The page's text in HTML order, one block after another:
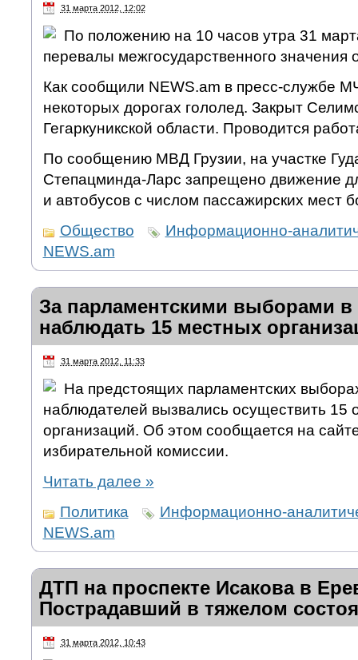
31 марта 2012, 12:02
По положению на 10 часов утра 31
перевалы межгосударственного значения
Как сообщили NEWS.am в пресс-службе
некоторых дорогах гололед. Закрыт
Гегаркуникской области. Проводится
По сообщению МВД Грузии, на участке
Степацминда-Ларс запрещено движение
и автобусов с числом пассажирских мест
Общество
Информационно-
NEWS.am
За парламентскими выборами в
наблюдать 15 местных
31 марта 2012, 11:33
На предстоящих парламентских
наблюдателей вызвались осуществить 15
организаций. Об этом сообщается на
избирательной комиссии.
Читать далее »
Политика
Информационно-
NEWS.am
ДТП на проспекте Исакова в
Пострадавший в тяжелом
31 марта 2012, 10:43